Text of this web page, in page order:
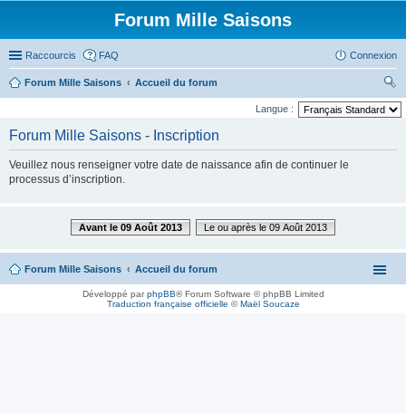
Forum Mille Saisons
Raccourcis FAQ Connexion
Forum Mille Saisons
Accueil du forum
ec
ch
Langue :
Forum Mille Saisons - Inscription
Veuillez nous renseigner votre date de naissance afin de continuer le
processus d’inscription.
Avant le 09 Août 2013 Le ou après le 09 Août 2013
Forum Mille Saisons Accueil du forum
Développé parphpBB® Forum Software © phpBB Limited
Traduction française officielle ©Maël Soucaze